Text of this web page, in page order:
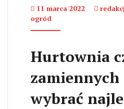
11 marca 2022
ogród
Hurtownia
zamiennych
wybrać